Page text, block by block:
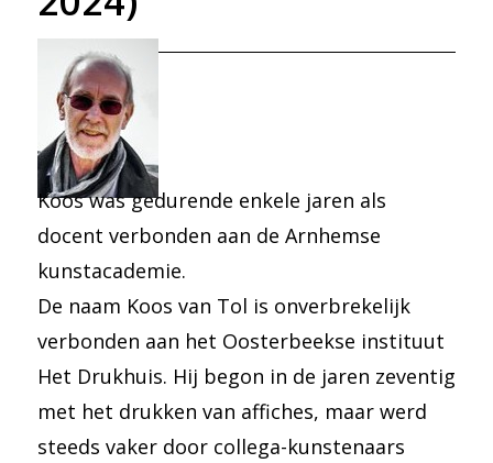
Koos was gedurende enkele jaren als
docent verbonden aan de Arnhemse
kunstacademie.
De naam Koos van Tol is onverbrekelijk
verbonden aan het Oosterbeekse instituut
Het Drukhuis. Hij begon in de jaren zeventig
met het drukken van affiches, maar werd
steeds vaker door collega-kunstenaars